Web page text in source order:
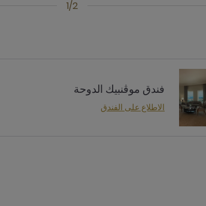
1/2
فندق موڤنبيك الدوحة
الاطلاع على الفندق